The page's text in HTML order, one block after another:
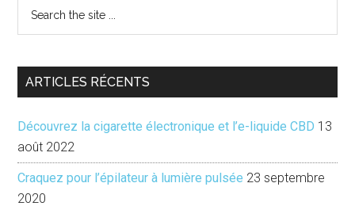
gourmands
principale
...
ARTICLES RÉCENTS
Découvrez la cigarette électronique et l’e-liquide CBD 13
août 2022
Craquez pour l’épilateur à lumière pulsée 23 septembre
2020